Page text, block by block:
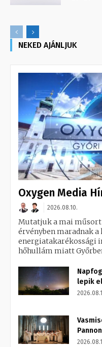
NEKED AJÁNLJUK
Oxygen Media
2026.08.10.
Mutatjuk a mai műsort
érvényben maradnak
energiatakarékossági
hőhullám miatt
lepik